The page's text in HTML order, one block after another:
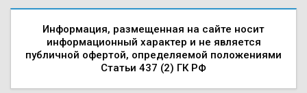
Информация, размещенная на сайте носит
информационный характер и не является
публичной офертой, определяемой положениями
Статьи 437 (2) ГК РФ